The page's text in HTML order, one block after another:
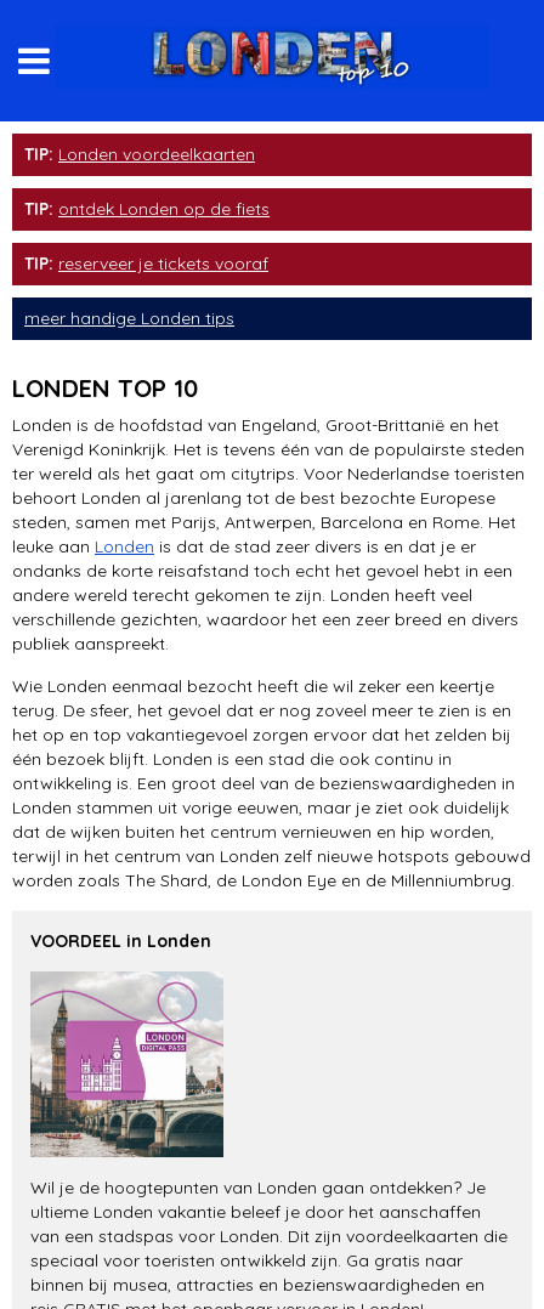
winkelen
bezienswaardigheden
musea
eten & drinken
met kinderen
Camden Market
Greenwich
vervoer
reisinformatie
TIP: Londen voordeelkaarten
TIP: ontdek Londen op de fiets
TIP: reserveer je tickets vooraf
meer handige Londen tips
LONDEN TOP 10
Londen is de hoofdstad van Engeland, Groot-Brittanië en het
Verenigd Koninkrijk. Het is tevens één van de populairste steden
ter wereld als het gaat om citytrips. Voor Nederlandse toeristen
behoort Londen al jarenlang tot de best bezochte Europese
steden, samen met Parijs, Antwerpen, Barcelona en Rome. Het
leuke aan Londen is dat de stad zeer divers is en dat je er
ondanks de korte reisafstand toch echt het gevoel hebt in een
andere wereld terecht gekomen te zijn. Londen heeft veel
verschillende gezichten, waardoor het een zeer breed en divers
publiek aanspreekt.
Wie Londen eenmaal bezocht heeft die wil zeker een keertje
terug. De sfeer, het gevoel dat er nog zoveel meer te zien is en
het op en top vakantiegevoel zorgen ervoor dat het zelden bij
één bezoek blijft. Londen is een stad die ook continu in
ontwikkeling is. Een groot deel van de bezienswaardigheden in
Londen stammen uit vorige eeuwen, maar je ziet ook duidelijk
dat de wijken buiten het centrum vernieuwen en hip worden,
terwijl in het centrum van Londen zelf nieuwe hotspots gebouwd
worden zoals The Shard, de London Eye en de Millenniumbrug.
VOORDEEL in Londen
Wil je de hoogtepunten van Londen gaan ontdekken? Je
ultieme Londen vakantie beleef je door het aanschaffen
van een stadspas voor Londen. Dit zijn voordeelkaarten die
speciaal voor toeristen ontwikkeld zijn. Ga gratis naar
binnen bij musea, attracties en bezienswaardigheden en